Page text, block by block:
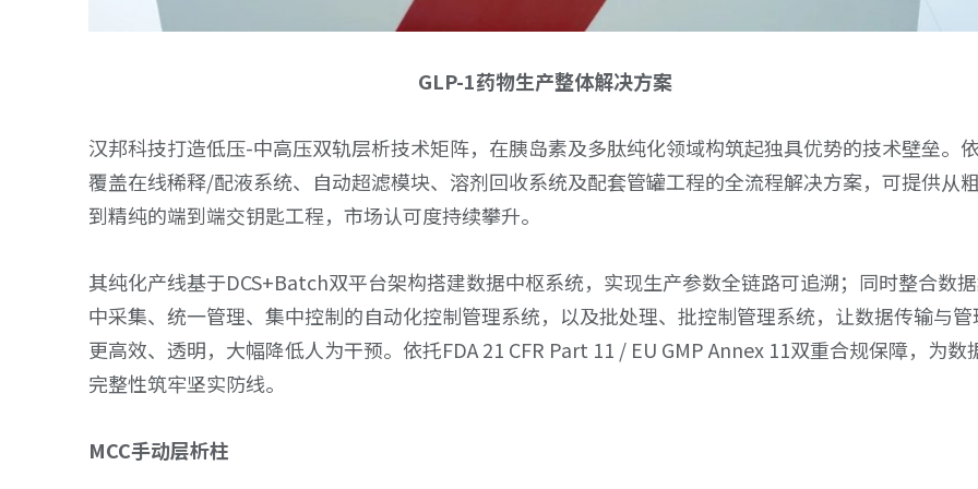
GLP-1药物生产整体解决方案
汉邦科技打造低压-中高压双轨层析技术矩阵，在胰岛素及多肽纯化领域构筑起独具优势的技术壁垒。
覆盖在线稀释/配液系统、自动超滤模块、溶剂回收系统及配套管罐工程的全流程解决方案，可提供从
到精纯的端到端交钥匙工程，市场认可度持续攀升。
其纯化产线基于DCS+Batch双平台架构搭建数据中枢系统，实现生产参数全链路可追溯；同时整合数
中采集、统一管理、集中控制的自动化控制管理系统，以及批处理、批控制管理系统，让数据传输与管
更高效、透明，大幅降低人为干预。依托FDA 21 CFR Part 11 / EU GMP Annex 11双重合规保障，为数
完整性筑牢坚实防线。
MCC手动层析柱